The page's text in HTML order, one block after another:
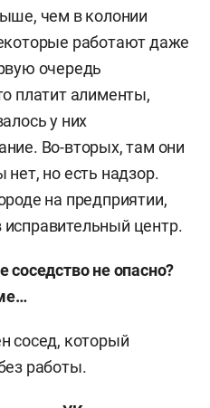
чем в колонии
работают даже
очередь
платит алименты,
у них
Во-вторых, там они
но есть надзор.
на предприятии,
центр.
соседство не опасно?
сосед, который
работы.